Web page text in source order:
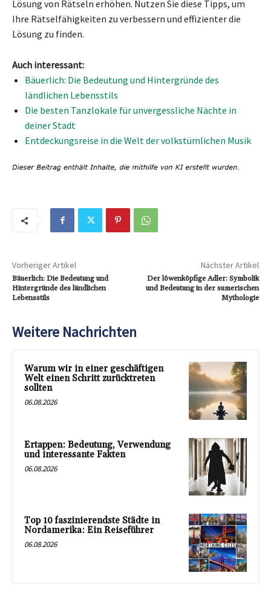
Lösung von Rätseln erhöhen. Nutzen Sie diese Tipps, um
Ihre Rätselfähigkeiten zu verbessern und effizienter die
Lösung zu finden.
Auch interessant:
Bäuerlich: Die Bedeutung und Hintergründe des
ländlichen Lebensstils
Die besten Tanzlokale für unvergessliche Nächte in
deiner Stadt
Entdeckungsreise in die Welt der volkstümlichen Musik
Vorheriger Artikel
Bäuerlich: Die Bedeutung und
Hintergründe des ländlichen
Lebensstils
Nächster Artikel
Der löwenköpfige Adler: Symbolik
und Bedeutung in der sumerischen
Mythologie
Weitere Nachrichten
Warum wir in einer geschäftigen
Welt einen Schritt zurücktreten
sollten
06.08.2026
Ertappen: Bedeutung, Verwendung
und interessante Fakten
06.08.2026
Top 10 faszinierendste Städte in
Nordamerika: Ein Reiseführer
06.08.2026